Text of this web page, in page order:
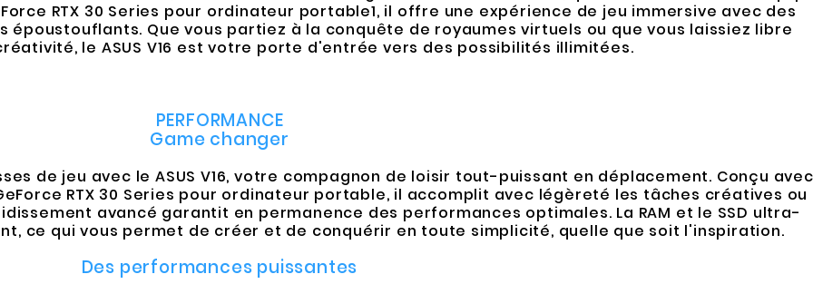
RTX 30 Series pour ordinateur portable1, il offre une expérience de jeu immersive avec des
Que vous partiez à la conquête de royaumes virtuels ou que vous laissiez libre
le ASUS V16 est votre porte d'entrée vers des possibilités illimitées.
PERFORMANCE
Game changer
de jeu avec le ASUS V16, votre compagnon de loisir tout-puissant en déplacement. Conçu avec
RTX 30 Series pour ordinateur portable, il accomplit avec légèreté les tâches créatives ou
avancé garantit en permanence des performances optimales. La RAM et le SSD ultra-
ce qui vous permet de créer et de conquérir en toute simplicité, quelle que soit l'inspiration.
Des performances puissantes